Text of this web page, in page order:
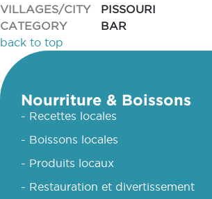
VILLAGES/CITY
PISSOURI
CATEGORY
BAR
back to top
Nourriture & Boissons
- Recettes locales
- Boissons locales
- Produits locaux
- Restauration et divertissement